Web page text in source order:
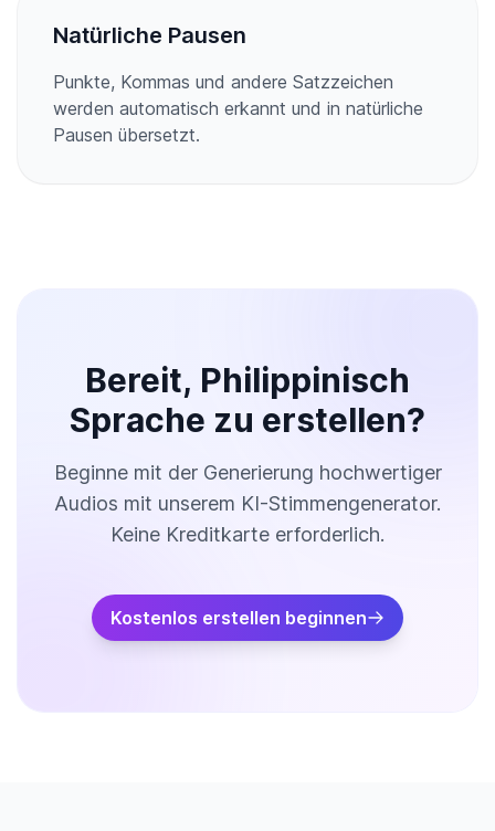
Natürliche Pausen
Punkte, Kommas und andere Satzzeichen
werden automatisch erkannt und in natürliche
Pausen übersetzt.
Bereit, Philippinisch
Sprache zu erstellen?
Beginne mit der Generierung hochwertiger
Audios mit unserem KI-Stimmengenerator.
Keine Kreditkarte erforderlich.
Kostenlos erstellen beginnen